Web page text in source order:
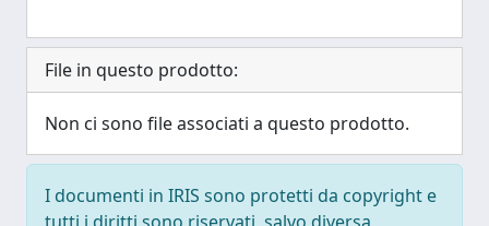
File in questo prodotto:
Non ci sono file associati a questo prodotto.
I documenti in IRIS sono protetti da copyright e